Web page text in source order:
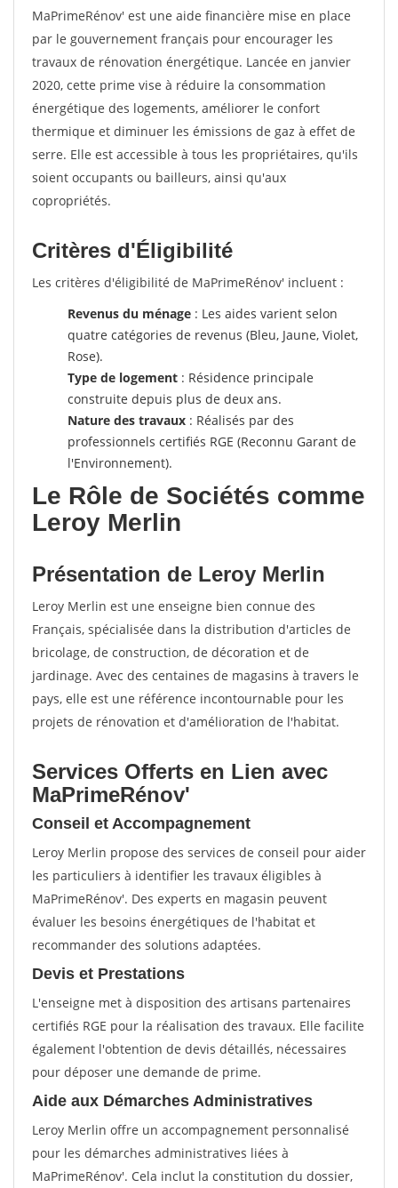
MaPrimeRénov' est une aide financière mise en place
par le gouvernement français pour encourager les
travaux de rénovation énergétique. Lancée en janvier
2020, cette prime vise à réduire la consommation
énergétique des logements, améliorer le confort
thermique et diminuer les émissions de gaz à effet de
serre. Elle est accessible à tous les propriétaires, qu'ils
soient occupants ou bailleurs, ainsi qu'aux
copropriétés.
Critères d'Éligibilité
Les critères d'éligibilité de MaPrimeRénov' incluent :
Revenus du ménage : Les aides varient selon
quatre catégories de revenus (Bleu, Jaune, Violet,
Rose).
Type de logement : Résidence principale
construite depuis plus de deux ans.
Nature des travaux : Réalisés par des
professionnels certifiés RGE (Reconnu Garant de
l'Environnement).
Le Rôle de Sociétés comme
Leroy Merlin
Présentation de Leroy Merlin
Leroy Merlin est une enseigne bien connue des
Français, spécialisée dans la distribution d'articles de
bricolage, de construction, de décoration et de
jardinage. Avec des centaines de magasins à travers le
pays, elle est une référence incontournable pour les
projets de rénovation et d'amélioration de l'habitat.
Services Offerts en Lien avec
MaPrimeRénov'
Conseil et Accompagnement
Leroy Merlin propose des services de conseil pour aider
les particuliers à identifier les travaux éligibles à
MaPrimeRénov'. Des experts en magasin peuvent
évaluer les besoins énergétiques de l'habitat et
recommander des solutions adaptées.
Devis et Prestations
L'enseigne met à disposition des artisans partenaires
certifiés RGE pour la réalisation des travaux. Elle facilite
également l'obtention de devis détaillés, nécessaires
pour déposer une demande de prime.
Aide aux Démarches Administratives
Leroy Merlin offre un accompagnement personnalisé
pour les démarches administratives liées à
MaPrimeRénov'. Cela inclut la constitution du dossier,